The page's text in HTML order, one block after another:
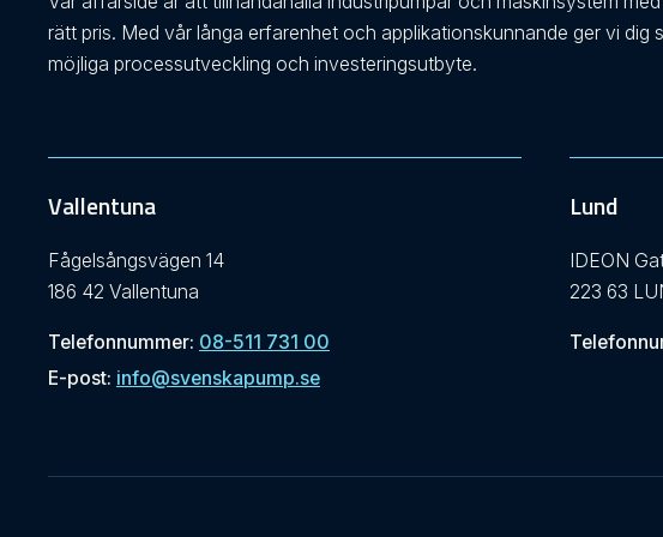
rätt pris. Med vår långa erfarenhet och applikationskunnande ger vi dig
möjliga processutveckling och investeringsutbyte.
Vallentuna
Fågelsångsvägen 14
186 42 Vallentuna
Telefonnummer: 08-511 731 00
E-post: info@svenskapump.se
Lund
IDEON
223 63